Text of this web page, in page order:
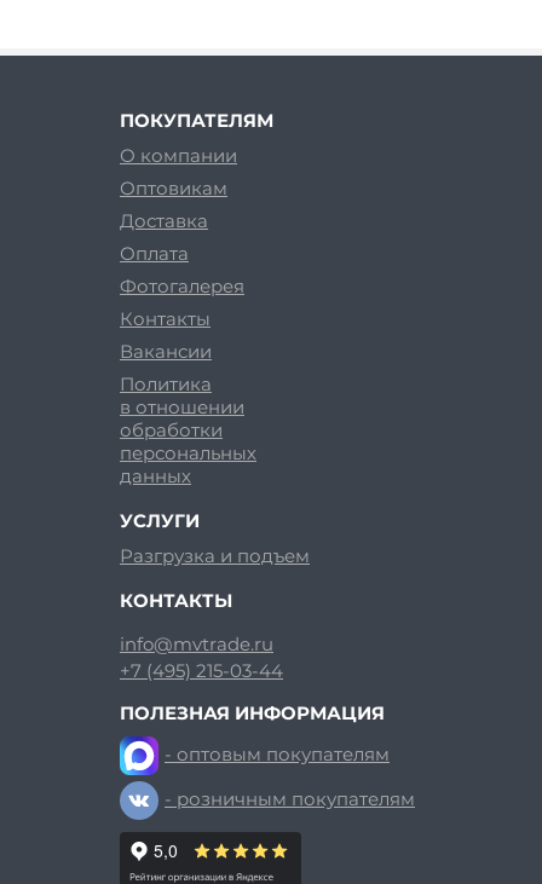
ПОКУПАТЕЛЯМ
О компании
Оптовикам
Доставка
Оплата
Фотогалерея
Контакты
Вакансии
Политика
в отношении
обработки
персональных
данных
УСЛУГИ
Разгрузка и подъем
КОНТАКТЫ
info@mvtrade.ru
+7 (495) 215-03-44
ПОЛЕЗНАЯ ИНФОРМАЦИЯ
- оптовым покупателям
- розничным покупателям